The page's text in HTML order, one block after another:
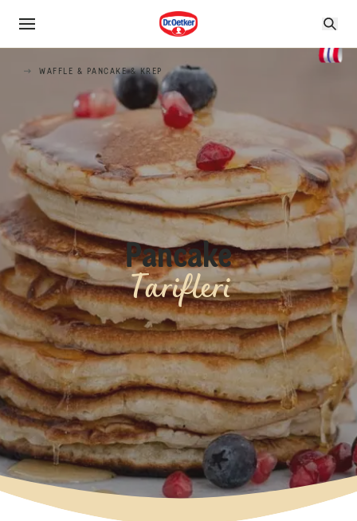
WAFFLE & PANCAKE & KREP
Pancake
Tarifleri